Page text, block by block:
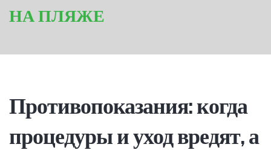
НА ПЛЯЖЕ
Противопоказания: когда
процедуры и уход вредят, а